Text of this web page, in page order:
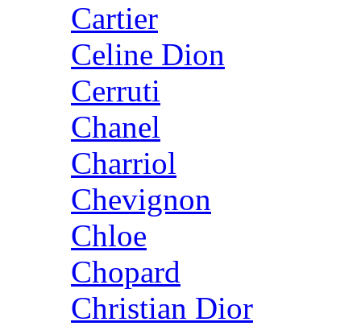
Cartier
Celine Dion
Cerruti
Chanel
Charriol
Chevignon
Chloe
Chopard
Christian Dior